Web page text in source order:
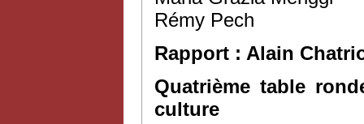
Rémy Pech
Rapport : Alain
Quatrième table
culture